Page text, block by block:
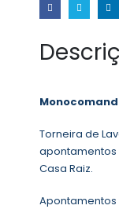
Torneira de
Casa Raiz.